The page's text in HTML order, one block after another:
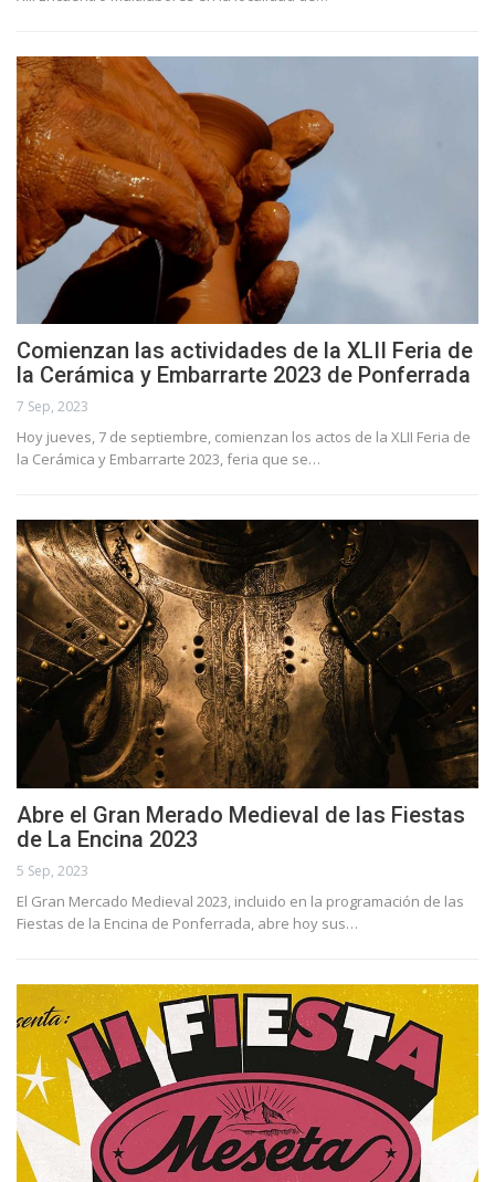
Comienzan las actividades de la XLII Feria de
la Cerámica y Embarrarte 2023 de Ponferrada
7 Sep, 2023
Hoy jueves, 7 de septiembre, comienzan los actos de la XLII Feria de
la Cerámica y Embarrarte 2023, feria que se…
Abre el Gran Merado Medieval de las Fiestas
de La Encina 2023
5 Sep, 2023
El Gran Mercado Medieval 2023, incluido en la programación de las
Fiestas de la Encina de Ponferrada, abre hoy sus…